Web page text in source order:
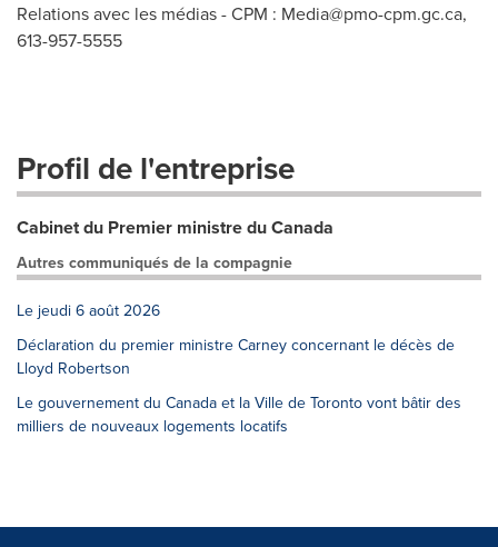
Relations avec les médias - CPM : Media@pmo-cpm.gc.ca,
613-957-5555
Profil de l'entreprise
Cabinet du Premier ministre du Canada
Autres communiqués de la compagnie
Le jeudi 6 août 2026
Déclaration du premier ministre Carney concernant le décès de
Lloyd Robertson
Le gouvernement du Canada et la Ville de Toronto vont bâtir des
milliers de nouveaux logements locatifs